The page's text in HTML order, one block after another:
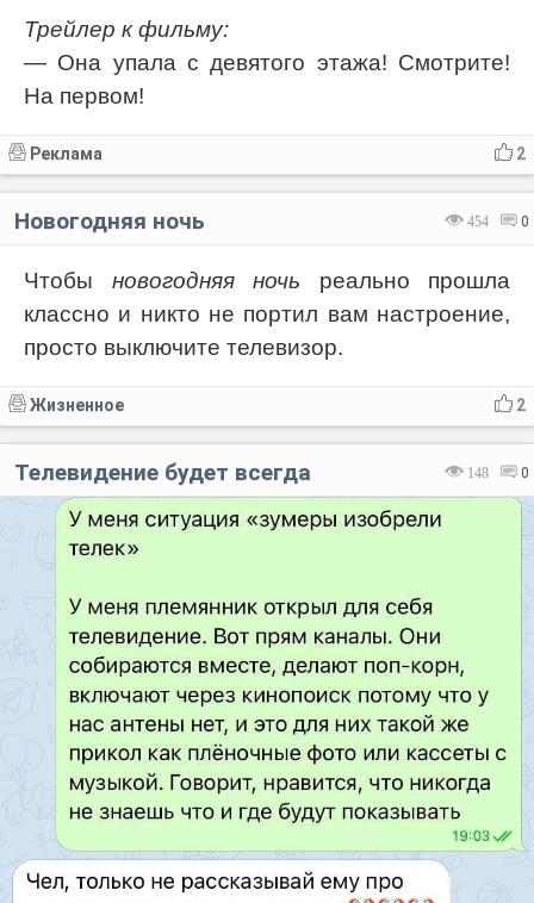
Трейлер к фильму:
— Она упала с девятого этажа! Смотрите!
На первом!
2
Реклама
454 0
Новогодняя ночь
Чтобы новогодняя ночь реально прошла
классно и никто не портил вам настроение,
просто выключите телевизор.
2
Жизненное
148 0
Телевидение будет всегда